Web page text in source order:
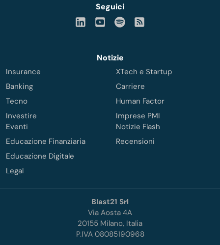
Seguici
Notizie
Insurance
Banking
Tecno
Investire
XTech e Startup
Carriere
Human Factor
Imprese PMI
Eventi
Educazione Finanziaria
Educazione Digitale
Legal
Notizie Flash
Recensioni
Blast21 Srl
Via Aosta 4A
20155 Milano, Italia
P.IVA 08085190968